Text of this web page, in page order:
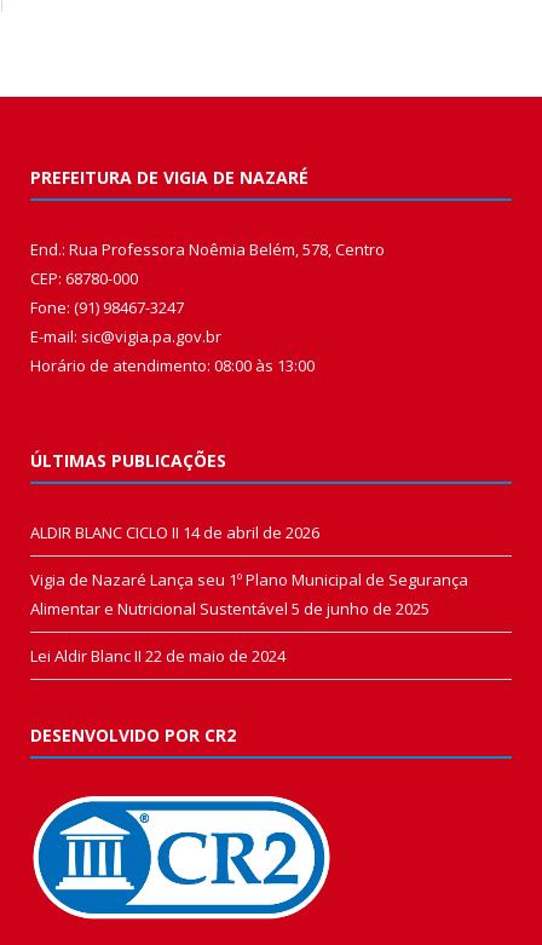
PREFEITURA DE VIGIA DE NAZARÉ
End.: Rua Professora Noêmia Belém, 578, Centro
CEP: 68780-000
Fone: (91) 98467-3247
E-mail: sic@vigia.pa.gov.br
Horário de atendimento: 08:00 às 13:00
ÚLTIMAS PUBLICAÇÕES
ALDIR BLANC CICLO II 14 de abril de 2026
Vigia de Nazaré Lança seu 1º Plano Municipal de Segurança
Alimentar e Nutricional Sustentável 5 de junho de 2025
Lei Aldir Blanc II 22 de maio de 2024
DESENVOLVIDO POR CR2